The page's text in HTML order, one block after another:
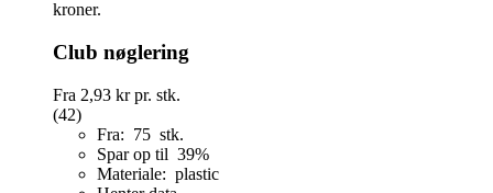
Club nøglering
Fra 2,93 krpr. stk.
(42)
Fra: 75 stk.
Spar op til 39%
Materiale: plastic